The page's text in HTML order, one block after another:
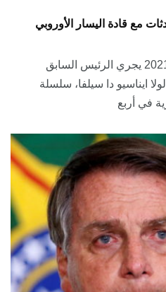
مع قادة اليسار الأوروبي
مدار: 12 تشرين الثاني/ أكتوبر 2021 يجري الرئيس السابق
ايناسيو دا سيلفا، سلسلة
في أربع